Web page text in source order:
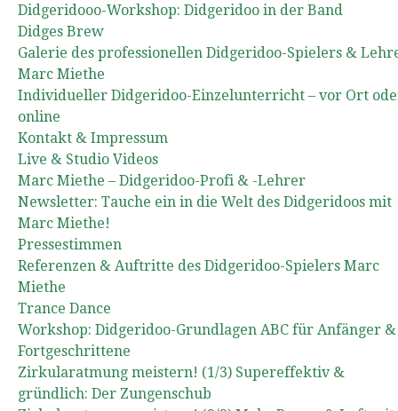
Didgeridooo-Workshop: Didgeridoo in der Band
Didges Brew
Galerie des professionellen Didgeridoo-Spielers &
Marc Miethe
Individueller Didgeridoo-Einzelunterricht – vor Ort
online
Kontakt & Impressum
Live & Studio Videos
Marc Miethe – Didgeridoo-Profi & -Lehrer
Newsletter: Tauche ein in die Welt des Didgeridoos mit
Marc Miethe!
Pressestimmen
Referenzen & Auftritte des Didgeridoo-Spielers Marc
Miethe
Trance Dance
Workshop: Didgeridoo-Grundlagen ABC für Anfänger &
Fortgeschrittene
Zirkularatmung meistern! (1/3) Supereffektiv &
gründlich: Der Zungenschub